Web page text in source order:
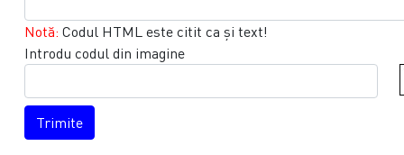
Notă: Codul HTML este citit ca şi text!
Introdu codul din imagine
Trimite